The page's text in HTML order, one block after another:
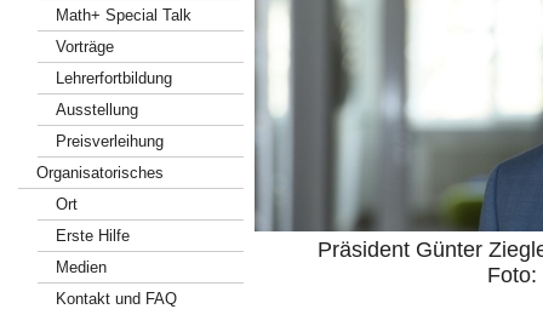
Math+ Special Talk
Vorträge
Lehrerfortbildung
Ausstellung
Preisverleihung
Organisatorisches
Ort
Erste Hilfe
Medien
Kontakt und FAQ
Präsident Günter
Foto: